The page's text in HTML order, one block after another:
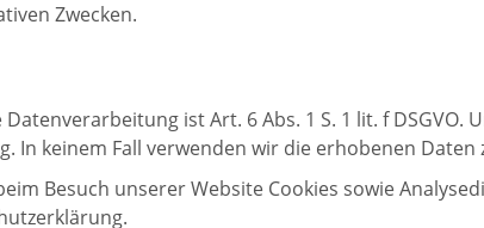
Zwecken.
ist Art. 6 Abs. 1 S. 1 lit. f
In keinem Fall verwenden wir die erhobenen Daten
Besuch unserer Website Cookies sowie